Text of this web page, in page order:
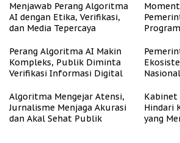
Menjawab Perang Algoritma
AI dengan Etika, Verifikasi,
dan Media Tepercaya
Perang Algoritma AI Makin
Kompleks, Publik Diminta
Verifikasi Informasi Digital
Algoritma Mengejar Atensi,
Jurnalisme Menjaga Akurasi
dan Akal Sehat Publik
Kabinet
Hindari
yang